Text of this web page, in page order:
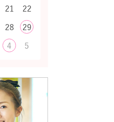
21
22
28
29
4 5